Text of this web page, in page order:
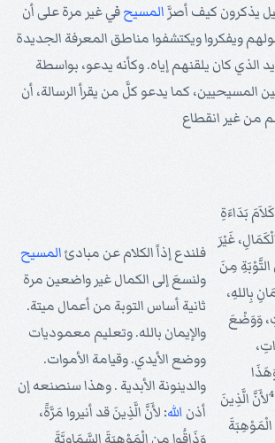
يذكرون كيف أصرَّالمسيحفي غير مرة على أن
ويفكروا ويكتشفوا مناطق المعرفة الجديدة
الذي كان يلقنهم إياه. وكأنه يدعو، بواسطة
المسيحيين، كما يدعو كلَّ من يقرأ الرسالة، أن
من غير انقطاع
بَدَاءَةِ
غَيْرَ
مِنَ
بِاللهِ،
وَوَضْعَ
4لأَنَّ الَّذِينَ
الْمَوْهِبَةَ
فلندع إذاً الكلام عن مبادئالمسيح
ولنسعَ إلى الكمال غير واضعين مرة
ثانية أساس التوبة من أعمال ميتة.
والإيمان بالله. وتعليم معموديات
ووضع الأيدي. وقيامة الأموات.
والدينونة الأبدية . وهذا سنصنعه إن
أذن الله: لأَنَّ الَّذِينَ قد أنيروا مَرَّةً،
وَذَاقُوا من الْمَوْهِبَةَ السَّمَاوِيَّةَ